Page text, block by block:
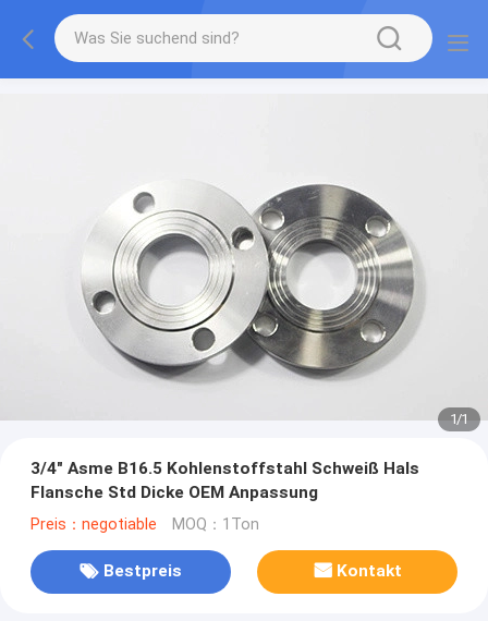
1/1
3/4" Asme B16.5 Kohlenstoffstahl Schweiß Hals
Flansche Std Dicke OEM Anpassung
Preis：negotiable MOQ：1Ton
Bestpreis Kontakt